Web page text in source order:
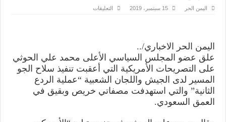
اليمن الحر 15 سبتمبر، 2019 التعليقات
الأمريكية
عقب
“عملية
الردع
الثانية”
مغلقة
اليمن الحر الاخباري/..
علق عضو المجلس السياسي الأعلى محمد علي الحوثي
على التصريحات الأمريكية التي أعقبت تنفيذ سلاح الجو
المسير لدى الجيش واللجان الشعبية “عملية الردع
الثانية” والتي استهدفت مصفاتي خريص وبقيق في
العمق السعودي.